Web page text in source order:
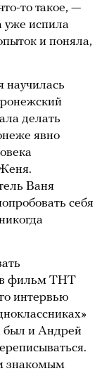
то такое, —
уже испила
и поняла,
научилась
делать
явно
Ваня
себя
в фильм ТНТ
интервью
был и Андрей
знакомым